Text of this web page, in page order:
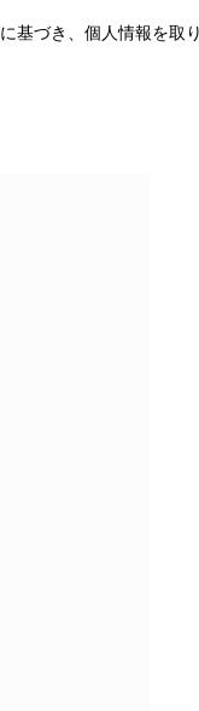
に基づき、個人情報を取